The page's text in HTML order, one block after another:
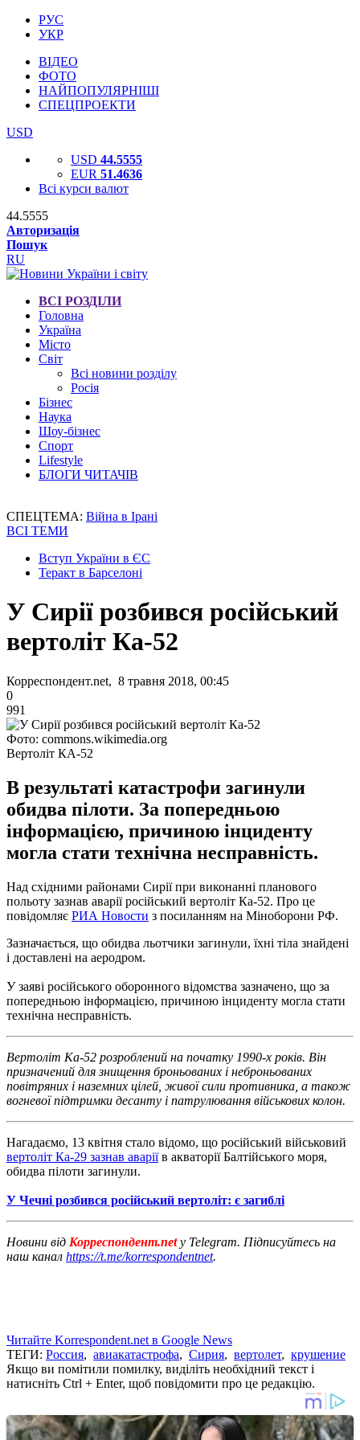
РУС
УКР
ВІДЕО
ФОТО
НАЙПОПУЛЯРНІШІ
СПЕЦПРОЕКТИ
USD
USD 44.5555
EUR 51.4636
Всі курси валют
44.5555
Авторизація
Пошук
RU
ВСІ РОЗДІЛИ
Головна
Україна
Місто
Світ
Всі новини розділу
Росія
Бізнес
Наука
Шоу-бізнес
Спорт
Lifestyle
БЛОГИ ЧИТАЧІВ
СПЕЦТЕМА: Війна в Ірані
ВСІ ТЕМИ
Вступ України в ЄС
Теракт в Барселоні
У Сирії розбився російський
вертоліт Ка-52
Корреспондент.net, 8 травня 2018, 00:45
0
991
Фото: commons.wikimedia.org
Вертоліт КА-52
В результаті катастрофи загинули
обидва пілоти. За попередньою
інформацією, причиною інциденту
могла стати технічна несправність.
Над східними районами Сирії при виконанні планового
польоту зазнав аварії російський вертоліт Ка-52. Про це
повідомляє РИА Новости з посиланням на Міноборони РФ.
Зазначається, що обидва льотчики загинули, їхні тіла знайдені
і доставлені на аеродром.
У заяві російського оборонного відомства зазначено, що за
попередньою інформацією, причиною інциденту могла стати
технічна несправність.
Вертоліт Ка-52 розроблений на початку 1990-х років. Він
призначений для знищення броньованих і неброньованих
повітряних і наземних цілей, живої сили противника, а також
вогневої підтримки десанту і патрулювання військових колон.
Нагадаємо, 13 квітня стало відомо, що російський військовий
вертоліт Ка-29 зазнав аваріїв акваторії Балтійського моря,
обидва пілоти загинули.
У Чечні розбився російський вертоліт: є загиблі
Новини від Корреспондент.netу Telegram. Підписуйтесь на
наш канал https://t.me/korrespondentnet.
Читайте Korrespondent.net в Google News
ТЕГИ: Россия, авиакатастрофа, Сирия, вертолет, крушение
Якщо ви помітили помилку, виділіть необхідний текст і
натисніть Ctrl + Enter, щоб повідомити про це редакцію.